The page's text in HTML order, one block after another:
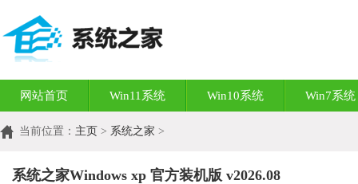
网站首页 Win11系统 Win10系统 Win7系统
当前位置： 主页 > 系统之家 >
系统之家Windows xp 官方装机版 v2026.08